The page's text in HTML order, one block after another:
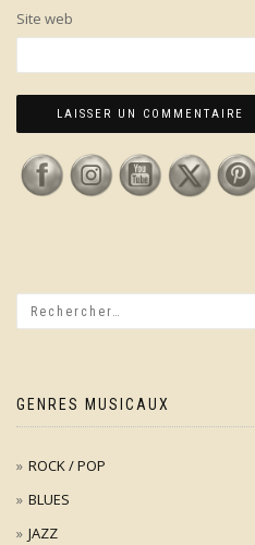
Site web
GENRES MUSICAUX
ROCK / POP
BLUES
JAZZ